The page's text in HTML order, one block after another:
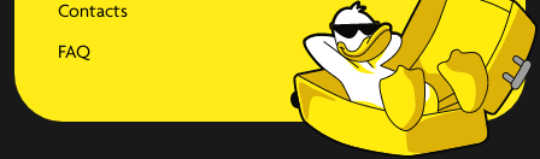
Contacts
FAQ